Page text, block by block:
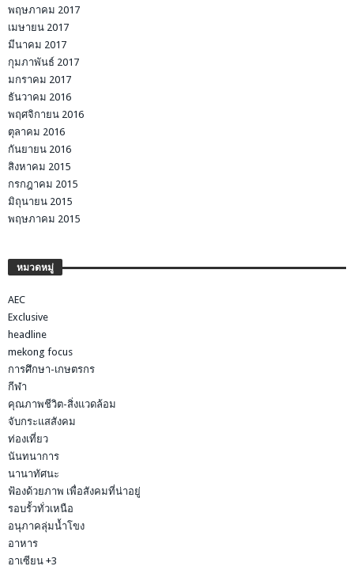
พฤษภาคม 2017
เมษายน 2017
มีนาคม 2017
กุมภาพันธ์ 2017
มกราคม 2017
ธันวาคม 2016
พฤศจิกายน 2016
ตุลาคม 2016
กันยายน 2016
สิงหาคม 2015
กรกฎาคม 2015
มิถุนายน 2015
พฤษภาคม 2015
หมวดหมู่
AEC
Exclusive
headline
mekong focus
การศึกษา-เกษตรกร
กีฬา
คุณภาพชีวิต-สิ่งแวดล้อม
จับกระแสสังคม
ท่องเที่ยว
นันทนาการ
นานาทัศนะ
ฟ้องด้วยภาพ เพื่อสังคมที่น่าอยู่
รอบรั้วทั่วเหนือ
อนุภาคลุ่มน้ำโขง
อาหาร
อาเซียน +3